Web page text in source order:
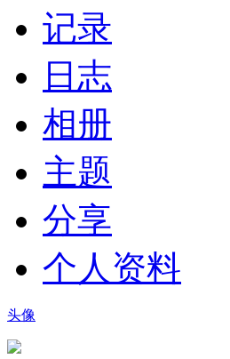
记录
日志
相册
主题
分享
个人资料
头像